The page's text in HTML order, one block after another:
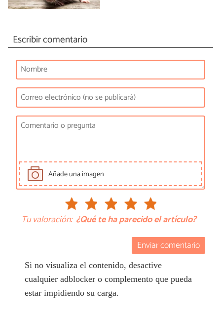
Escribir comentario
Añade una imagen
Tu valoración: ¿Qué te ha parecido el artículo?
Enviar comentario
Si no visualiza el contenido, desactive
cualquier adblocker o complemento que pueda
estar impidiendo su carga.